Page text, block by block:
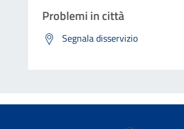
Problemi in città
Segnala disservizio